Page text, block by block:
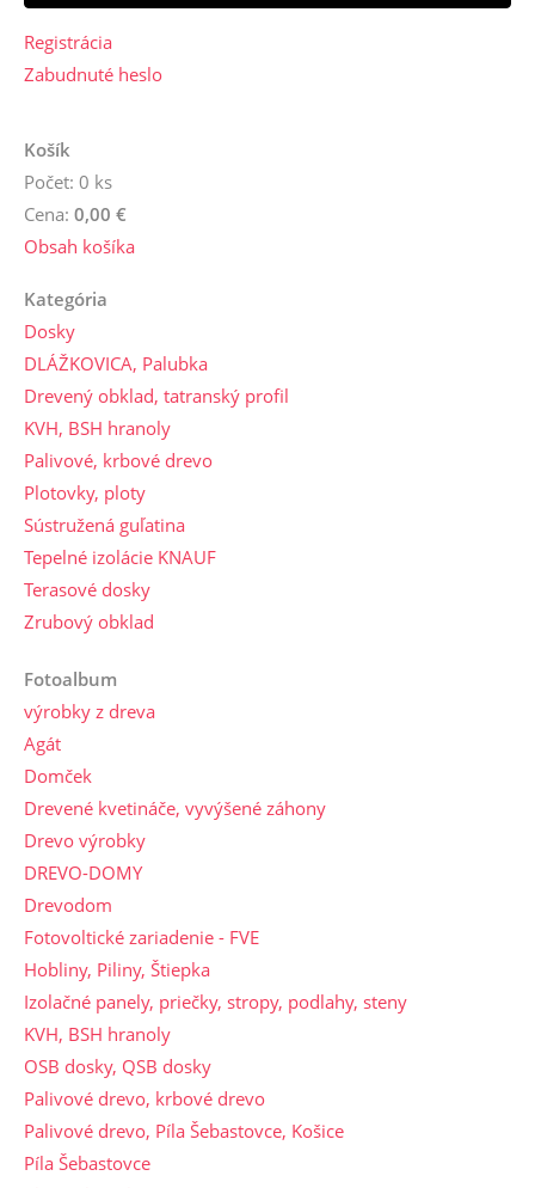
Registrácia
Zabudnuté heslo
Košík
Počet: 0 ks
Cena: 0,00 €
Obsah košíka
Kategória
Dosky
DLÁŽKOVICA, Palubka
Drevený obklad, tatranský profil
KVH, BSH hranoly
Palivové, krbové drevo
Plotovky, ploty
Sústružená guľatina
Tepelné izolácie KNAUF
Terasové dosky
Zrubový obklad
Fotoalbum
výrobky z dreva
Agát
Domček
Drevené kvetináče, vyvýšené záhony
Drevo výrobky
DREVO-DOMY
Drevodom
Fotovoltické zariadenie - FVE
Hobliny, Piliny, Štiepka
Izolačné panely, priečky, stropy, podlahy, steny
KVH, BSH hranoly
OSB dosky, QSB dosky
Palivové drevo, krbové drevo
Palivové drevo, Píla Šebastovce, Košice
Píla Šebastovce